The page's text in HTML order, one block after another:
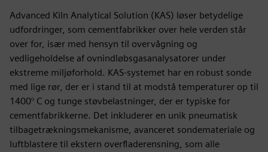
Advanced Kiln Analytical Solution (KAS) løser betydelige
udfordringer, som cementfabrikker over hele verden står
over for, især med hensyn til overvågning og
vedligeholdelse af ovnindløbsgasanalysatorer under
ekstreme miljøforhold. KAS-systemet har en robust sonde
med lige rør, der er i stand til at modstå temperaturer op til
1400° C og tunge støvbelastninger, der er typiske for
cementfabrikkerne. Det inkluderer en unik pneumatisk
tilbagetrækningsmekanisme, avanceret sondemateriale og
luftblastere til ekstern overfladerensning, som alle